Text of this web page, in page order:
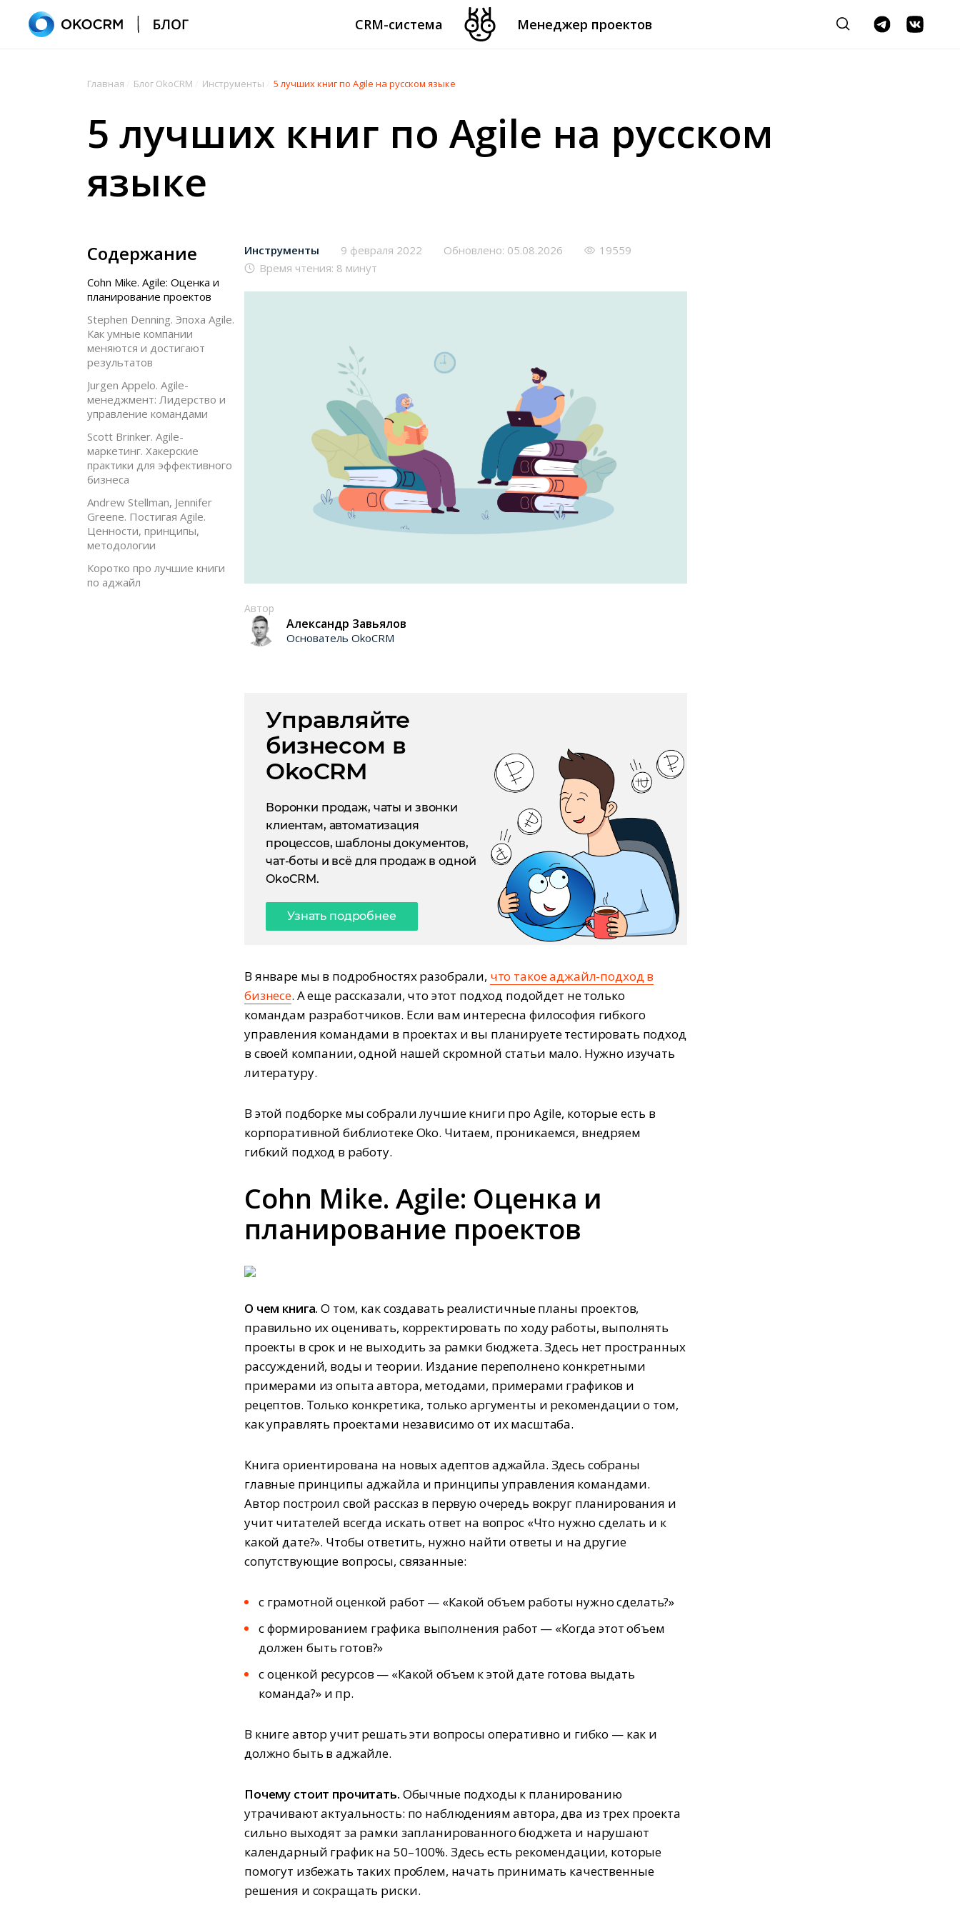
CRM-система Менеджер проектов
Главная Блог OkoCRM Инструменты 5 лучших книг по Agile на русском языке
5 лучших книг по Agile на русском
языке
Содержание
Cohn Mike. Agile: Оценка и
планирование проектов
Stephen Denning. Эпоха Agile.
Как умные компании
меняются и достигают
результатов
Jurgen Appelo. Agile-
менеджмент: Лидерство и
управление командами
Scott Brinker. Agile-
маркетинг. Хакерские
практики для эффективного
бизнеса
Andrew Stellman, Jennifer
Greene. Постигая Agile.
Ценности, принципы,
методологии
Коротко про лучшие книги
по аджайл
Инструменты 9 февраля 2022 Обновлено: 05.08.2026
19559
Время чтения: 8 минут
Автор
Александр Завьялов
Основатель OkoCRM
Управляйте
бизнесом в
OkoCRM
Воронки продаж, чаты и звонки
клиентам, автоматизация
процессов, шаблоны документов,
чат-боты и всё для продаж в одной
OkoCRM.
Узнать подробнее
В январе мы в подробностях разобрали, что такое аджайл-подход в
бизнесе. А еще рассказали, что этот подход подойдет не только
командам разработчиков. Если вам интересна философия гибкого
управления командами в проектах и вы планируете тестировать подход
в своей компании, одной нашей скромной статьи мало. Нужно изучать
литературу.
В этой подборке мы собрали лучшие книги про Agile, которые есть в
корпоративной библиотеке Oko. Читаем, проникаемся, внедряем
гибкий подход в работу.
Cohn Mike. Agile: Оценка и
планирование проектов
О чем книга. О том, как создавать реалистичные планы проектов,
правильно их оценивать, корректировать по ходу работы, выполнять
проекты в срок и не выходить за рамки бюджета. Здесь нет пространных
рассуждений, воды и теории. Издание переполнено конкретными
примерами из опыта автора, методами, примерами графиков и
рецептов. Только конкретика, только аргументы и рекомендации о том,
как управлять проектами независимо от их масштаба.
Книга ориентирована на новых адептов аджайла. Здесь собраны
главные принципы аджайла и принципы управления командами.
Автор построил свой рассказ в первую очередь вокруг планирования и
учит читателей всегда искать ответ на вопрос «Что нужно сделать и к
какой дате?». Чтобы ответить, нужно найти ответы и на другие
сопутствующие вопросы, связанные:
с грамотной оценкой работ — «Какой объем работы нужно сделать?»
с формированием графика выполнения работ — «Когда этот объем
должен быть готов?»
с оценкой ресурсов — «Какой объем к этой дате готова выдать
команда?» и пр.
В книге автор учит решать эти вопросы оперативно и гибко — как и
должно быть в аджайле.
Почему стоит прочитать. Обычные подходы к планированию
утрачивают актуальность: по наблюдениям автора, два из трех проекта
сильно выходят за рамки запланированного бюджета и нарушают
календарный график на 50–100%. Здесь есть рекомендации, которые
помогут избежать таких проблем, начать принимать качественные
решения и сокращать риски.